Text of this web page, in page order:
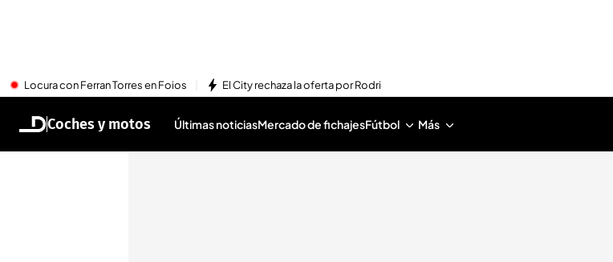
Locura con Ferran Torres en Foios El City rechaza la oferta por Rodri
Coches y motos Últimas noticiasMercado de fichajesFútbol Más